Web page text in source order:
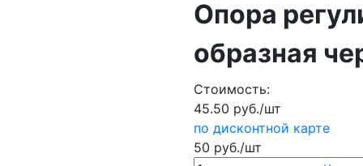
Опора
образная
Стоимость:
45.50 руб./шт
по дисконтной карте
50 руб./шт